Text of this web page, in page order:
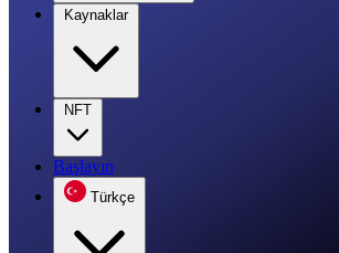
Kaynaklar
NFT
Başlayın
Türkçe